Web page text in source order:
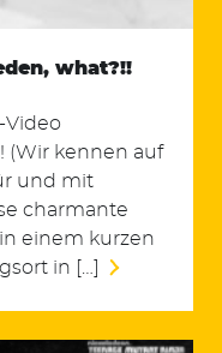
what?!!
Video
(Wir kennen auf
und mit
charmante
einem kurzen
in […]